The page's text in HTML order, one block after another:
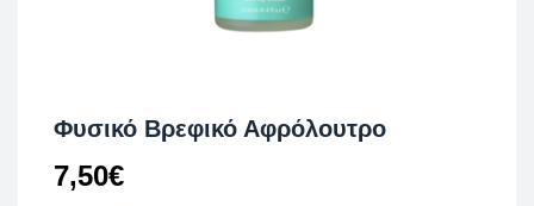
Φυσικό Βρεφικό Αφρόλουτρο
7,50€